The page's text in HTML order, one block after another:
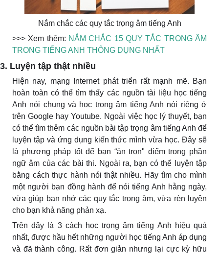
Nắm chắc các quy tắc trọng âm tiếng Anh
>>> Xem thêm: NẮM CHẮC 15 QUY TẮC TRỌNG ÂM
TRONG TIẾNG ANH THÔNG DỤNG NHẤT
3. Luyện tập thật nhiều
Hiện nay, mạng Internet phát triển rất mạnh mẽ. Bạn
hoàn toàn có thể tìm thấy các nguồn tài liệu học tiếng
Anh nói chung và học trọng âm tiếng Anh nói riêng ở
trên Google hay Youtube. Ngoài việc học lý thuyết, bạn
có thể tìm thêm các nguồn bài tập trọng âm tiếng Anh để
luyện tập và ứng dụng kiến thức mình vừa học. Đây sẽ
là phương pháp tốt để bạn “ăn trọn" điểm trong phần
ngữ âm của các bài thi. Ngoài ra, bạn có thể luyện tập
bằng cách thực hành nói thật nhiều. Hãy tìm cho mình
một người bạn đồng hành để nói tiếng Anh hằng ngày,
vừa giúp bạn nhớ các quy tắc trọng âm, vừa rèn luyện
cho bạn khả năng phản xạ.
Trên đây là 3 cách học trọng âm tiếng Anh hiệu quả
nhất, được hầu hết những người học tiếng Anh áp dụng
và đã thành công. Rất đơn giản nhưng lại cực kỳ hữu